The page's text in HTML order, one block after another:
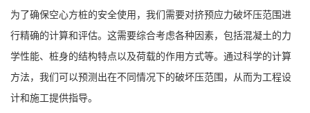
为了确保空心方桩的安全使用，我们需要对挤预应力破坏压范围进
行精确的计算和评估。这需要综合考虑各种因素，包括混凝土的力
学性能、桩身的结构特点以及荷载的作用方式等。通过科学的计算
方法，我们可以预测出在不同情况下的破坏压范围，从而为工程设
计和施工提供指导。